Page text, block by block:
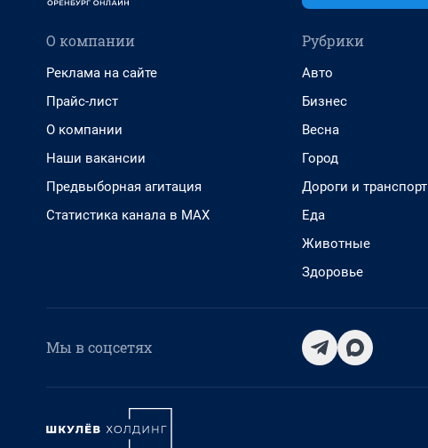
О компании
Реклама на сайте
Прайс-лист
О компании
Наши вакансии
Предвыборная агитация
Статистика канала в MAX
Рубрики
Авто
Бизнес
Весна
Город
Дороги и транспорт
Еда
Животные
Здоровье
Мы в соцсетях